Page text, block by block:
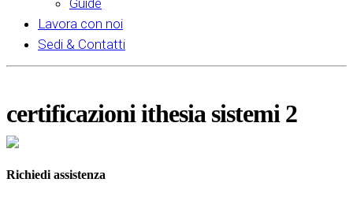
Guide
Lavora con noi
Sedi & Contatti
certificazioni ithesia sistemi 2
Richiedi assistenza